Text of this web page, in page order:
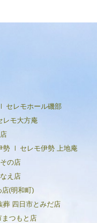
セレモホール磯部
レモ大方庵
勢
セレモ伊勢 上地庵
の店
え店
(明和町)
葬 四日市とみだ店
つもと店